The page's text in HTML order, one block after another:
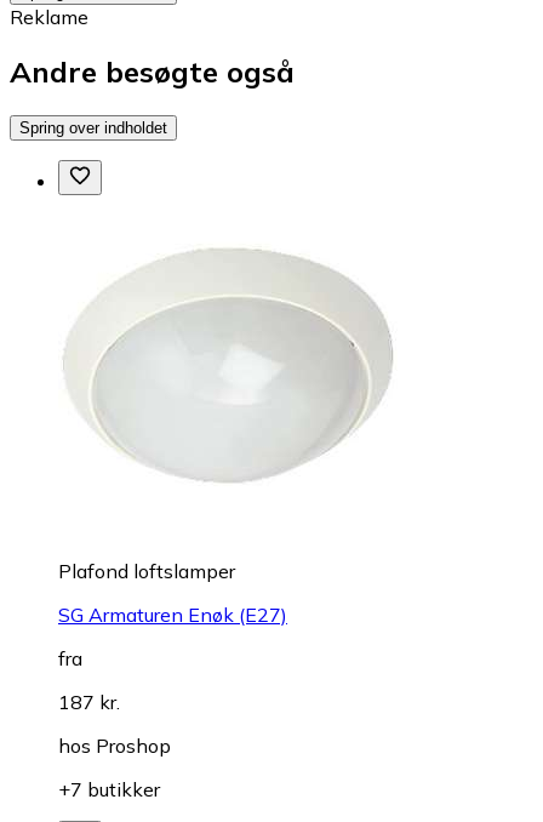
Reklame
Andre besøgte også
Spring over indholdet
Plafond loftslamper
SG Armaturen Enøk (E27)
fra
187 kr.
hos Proshop
+7 butikker